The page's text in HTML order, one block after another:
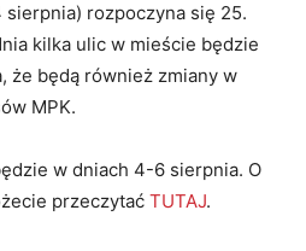
rozpoczyna się 25.
kilka ulic w mieście będzie
że będą również zmiany w
MPK.
w dniach 4-6 sierpnia. O
przeczytać TUTAJ.